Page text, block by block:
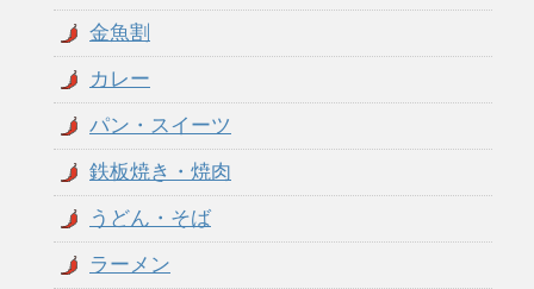
金魚割
カレー
パン・スイーツ
鉄板焼き・焼肉
うどん・そば
ラーメン